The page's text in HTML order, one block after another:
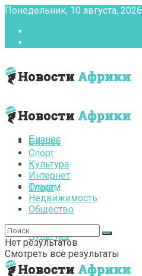
Понедельник, 10 августа, 2026
Бизнес
Спорт
Культура
Бизнес
Спорт
Культура
Интернет
Туризм
Недвижимость
Общество
Нет результатов
Смотреть все результаты